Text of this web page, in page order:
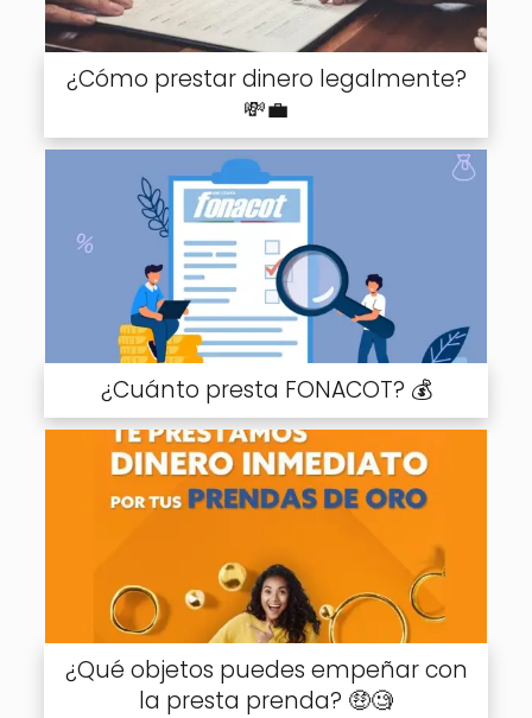
¿Cómo prestar dinero legalmente?
💸💼
¿Cuánto presta FONACOT? 💰
¿Qué objetos puedes empeñar con
la presta prenda? 🤑🧐